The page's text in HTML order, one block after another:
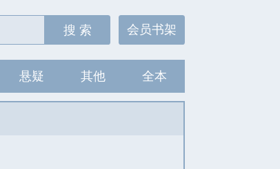
会员书架
搜 索
悬疑 其他 全本